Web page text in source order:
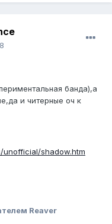
банда),а
и читерные оч к
shadow.htm
Reaver